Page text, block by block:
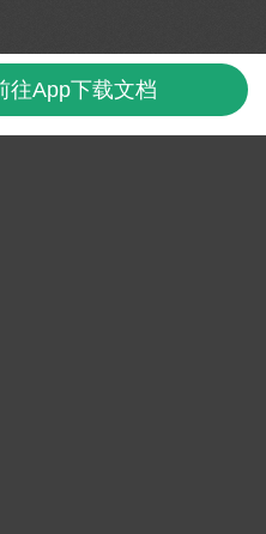
往App下载文档